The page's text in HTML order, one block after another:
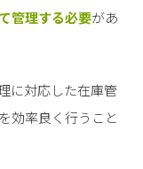
管理する必要があ
に対応した在庫管
効率良く行うこと